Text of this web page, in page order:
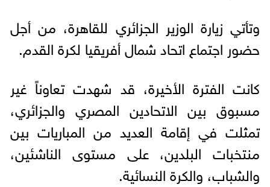
وتأتي زيارة الوزير الجزائري للقاهرة، من أجل
حضور اجتماع اتحاد شمال أفريقيا لكرة القدم.
كانت الفترة الأخيرة، قد شهدت تعاوناً غير
مسبوق بين الاتحادين المصري والجزائري،
تمثلت في إقامة العديد من المباريات بين
منتخبات البلدين، على مستوى الناشئين،
والشباب، والكرة النسائية.